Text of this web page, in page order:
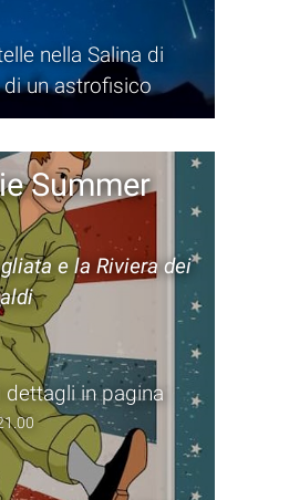
nella Salina di
di un astrofisico
Summer
e la Riviera dei
in pagina